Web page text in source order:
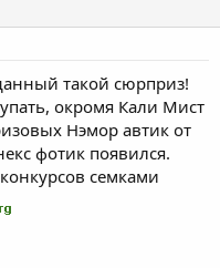
такой сюрприз!
окромя Кали Мист
Нэмор автик от
фотик появился.
семками